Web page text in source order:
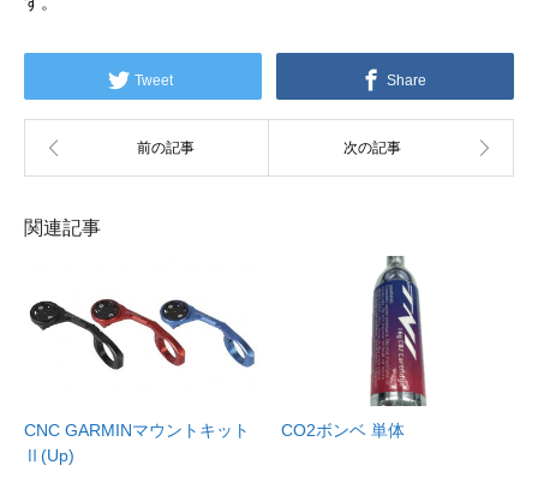
Tweet Share
関連記事
CNC GARMINマウントキット
Ⅱ(Up)
CO2ボンベ 単体